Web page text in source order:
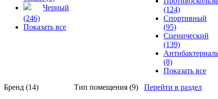
Черный
(246)
Показать все
(124)
Спортивный
(95)
Сценический
(139)
(8)
Показать все
Бренд (14)
Тип помещения (9) Перейти в раздел